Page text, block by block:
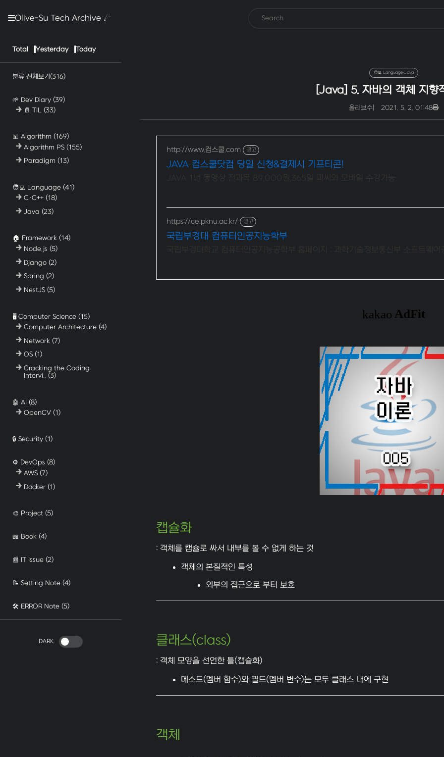
Olive-Su Tech Archive ☄︎
Total Yesterday Today
분류 전체보기(316)
🌱 Dev Diary (39)
📄 TIL(33)
📊 Algorithm (169)
Algorithm PS(155)
Paradigm(13)
🧑‍💻 Language (41)
C·C++(18)
Java(23)
🏠 Framework (14)
Node.js(5)
Django(2)
Spring(2)
NestJS(5)
🖥️ Computer Science (15)
Computer Architecture(4)
Network(7)
OS(1)
Cracking the Coding
Intervi..(3)
🤖 AI (8)
OpenCV(1)
🔒 Security (1)
⚙️ DevOps (8)
AWS(7)
Docker(1)
🎨 Project (5)
📖 Book (4)
📰 IT Issue (2)
📝 Setting Note (4)
🛠️ ERROR Note (5)
DARK
🧑‍💻 Language/Java
[Java] 5. 자바의 객체 지향
올리브수 2021. 5. 2. 01:48
http://www.컴스쿨.com 광고
JAVA 컴스쿨닷컴 당일 신청&결제시 기프티콘!
https://ce.pknu.ac.kr/ 광고
국립부경대 컴퓨터인공지능학부
캡슐화
: 객체를 캡슐로 싸서 내부를 볼 수 없게 하는 것
객체의 본질적인 특성
외부의 접근으로 부터 보호
클래스(class)
: 객체 모양을 선언한 틀(캡슐화)
메소드(멤버 함수)와 필드(멤버 변수)는 모두 클래스 내에 구현
객체